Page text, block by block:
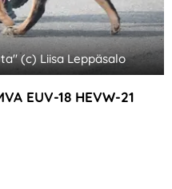
(c) Liisa Leppäsalo
EUV-18 HEVW-21